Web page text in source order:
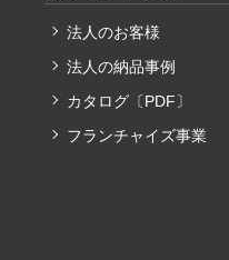
法人のお客様
法人の納品事例
カタログ〔PDF〕
フランチャイズ事業